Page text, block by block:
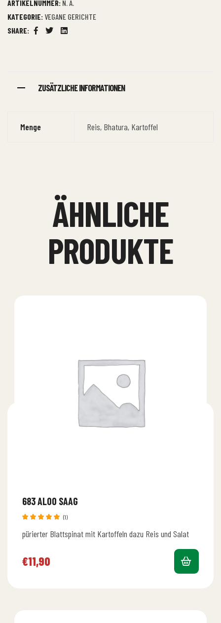
ARTIKELNUMMER: N. A.
KATEGORIE: VEGANE GERICHTE
SHARE:
Facebook
TwitterLinkedin
ZUSÄTZLICHE INFORMATIONEN
Menge Reis, Bhatura, Kartoffel
ÄHNLICHE
PRODUKTE
683 ALOO SAAG
mit5.00
von 5
(1)
pürierter Blattspinat mit Kartoffeln dazu Reis und Salat
€11,90